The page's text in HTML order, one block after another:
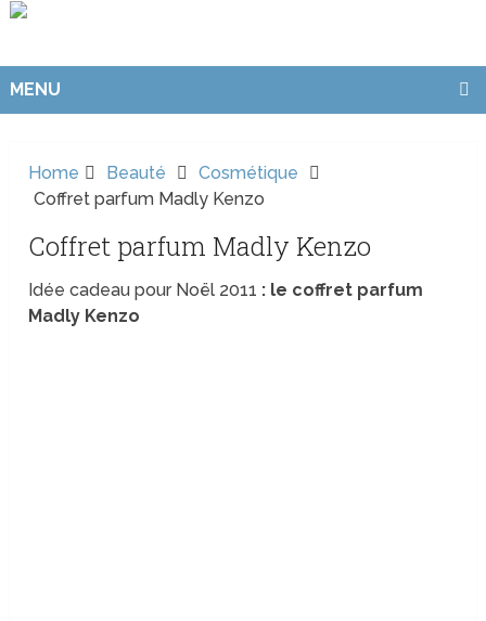
MENU
Home Beauté
Cosmétique
Coffret parfum Madly Kenzo
Coffret parfum Madly Kenzo
Idée cadeau pour Noël 2011 : le coffret parfum
Madly Kenzo